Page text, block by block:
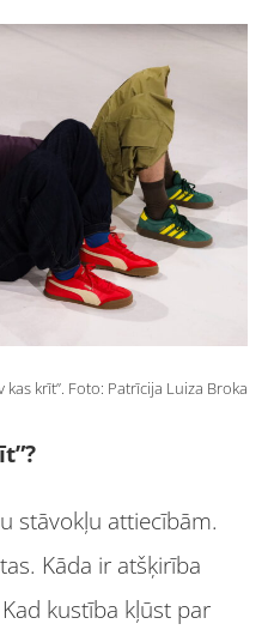
kas krīt”. Foto: Patrīcija Luiza Broka
stāvokļu attiecībām.
Kāda ir atšķirība
kustība kļūst par